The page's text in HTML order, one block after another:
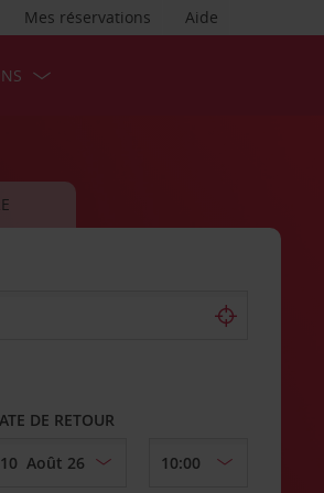
Aide
Mes réservations
DE RETOUR